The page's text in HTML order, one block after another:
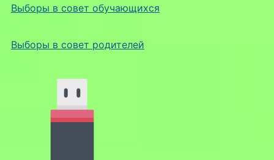
Выборы в совет обучающихся
Выборы в совет родителей